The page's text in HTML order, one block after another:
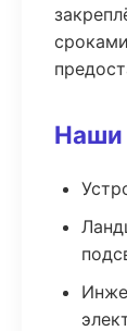
Наши